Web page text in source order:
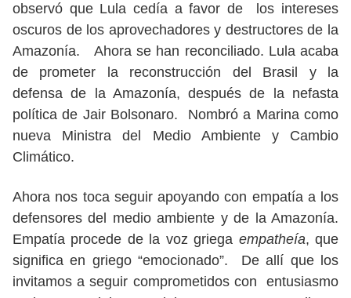
observó que Lula cedía a favor de los intereses
oscuros de los aprovechadores y destructores de la
Amazonía. Ahora se han reconciliado. Lula acaba
de prometer la reconstrucción del Brasil y la
defensa de la Amazonía, después de la nefasta
política de Jair Bolsonaro. Nombró a Marina como
nueva Ministra del Medio Ambiente y Cambio
Climático.
Ahora nos toca seguir apoyando con empatía a los
defensores del medio ambiente y de la Amazonía.
Empatía procede de la voz griega empatheía, que
significa en griego “emocionado”. De allí que los
invitamos a seguir comprometidos con entusiasmo